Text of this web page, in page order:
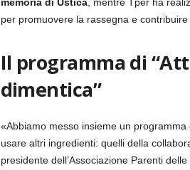
per promuovere la rassegna e contribuire
Il programma di
dimentica”
«Abbiamo messo insieme un programma
usare altri ingredienti: quelli della
presidente dell’Associazione Parenti